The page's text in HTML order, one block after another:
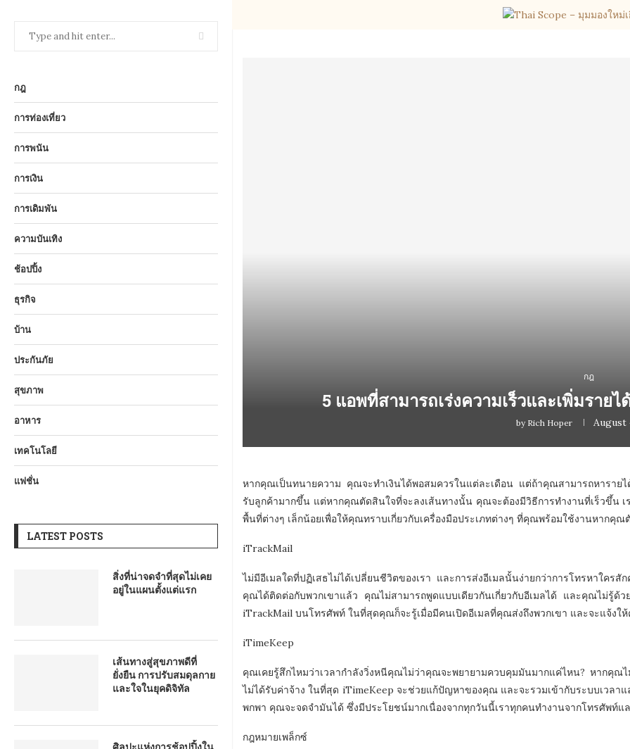
กฎ
การท่องเที่ยว
การพนัน
การเงิน
การเดิมพัน
ความบันเทิง
ช้อปปิ้ง
ธุรกิจ
บ้าน
ประกันภัย
สุขภาพ
อาหาร
เทคโนโลยี
แฟชั่น
LATEST POSTS
สิ่งที่น่าจดจำที่สุดไม่เคย
อยู่ในแผนตั้งแต่แรก
เส้นทางสู่สุขภาพดีที่
ยั่งยืน การปรับสมดุลกาย
และใจในยุคดิจิทัล
กฎ
5 แอพที่สามารถเร่งความเร็วและเพิ่มรา
by Rich Hoper August
หากคุณเป็นทนายความ คุณจะทำเงินได้พอสมควรในแต่ละเดือน แต่ถ้าคุณสามารถหาราย
รับลูกค้ามากขึ้น แต่หากคุณตัดสินใจที่จะลงเส้นทางนั้น คุณจะต้องมีวิธีการทำงานที่เร็วขึ้น
พื้นที่ต่างๆ เล็กน้อยเพื่อให้คุณทราบเกี่ยวกับเครื่องมือประเภทต่างๆ ที่คุณพร้อมใช้งานหากคุณ
iTrackMail
ไม่มีอีเมลใดที่ปฏิเสธไม่ได้เปลี่ยนชีวิตของเรา และการส่งอีเมลนั้นง่ายกว่าการโทรหาใค
คุณได้ติดต่อกับพวกเขาแล้ว คุณไม่สามารถพูดแบบเดียวกันเกี่ยวกับอีเมลได้ และคุณไม่รู้
iTrackMail บนโทรศัพท์ ในที่สุดคุณก็จะรู้เมื่อมีคนเปิดอีเมลที่คุณส่งถึงพวกเขา และจะแจ้งใ
iTimeKeep
คุณเคยรู้สึกไหมว่าเวลากำลังวิ่งหนีคุณไม่ว่าคุณจะพยายามควบคุมมันมากแค่ไหน? หากคุ
ไม่ได้รับค่าจ้าง ในที่สุด iTimeKeep จะช่วยแก้ปัญหาของคุณ และจะรวมเข้ากับระบบเว
พกพา คุณจะจดจำมันได้ ซึ่งมีประโยชน์มากเนื่องจากทุกวันนี้เราทุกคนทำงานจากโทรศัพท์แ
กฎหมายเพล็กซ์